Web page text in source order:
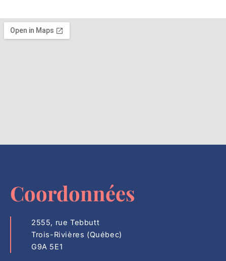
Coordonnées
2555, rue Tebbutt
Trois-Rivières (Québec)
G9A 5E1